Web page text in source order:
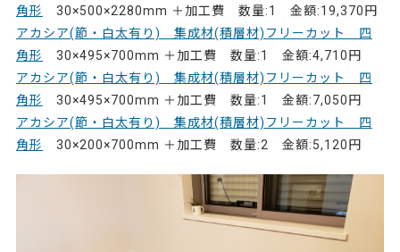
角形
30×500×2280mm ＋加工費 数量:1 金額:19,370円
アカシア(節・白太有り) 集成材(積層材)フリーカット 四
角形
30×495×700mm ＋加工費 数量:1 金額:4,710円
アカシア(節・白太有り) 集成材(積層材)フリーカット 四
角形
30×495×700mm ＋加工費 数量:1 金額:7,050円
アカシア(節・白太有り) 集成材(積層材)フリーカット 四
角形
30×200×700mm ＋加工費 数量:2 金額:5,120円